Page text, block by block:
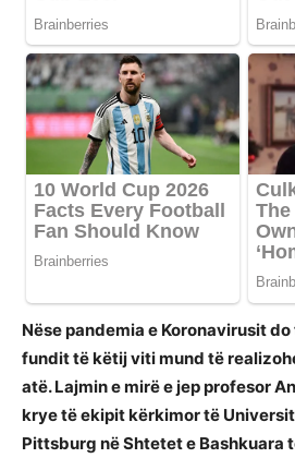
Nëse pandemia e Koronavirusit
fundit të këtij viti mund të
atë. Lajmin e mirë e jep profesor
krye të ekipit kërkimor të
Pittsburg në Shtetet e Bashkuara